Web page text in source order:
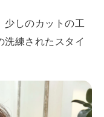
少しのカットの工
練されたスタイ